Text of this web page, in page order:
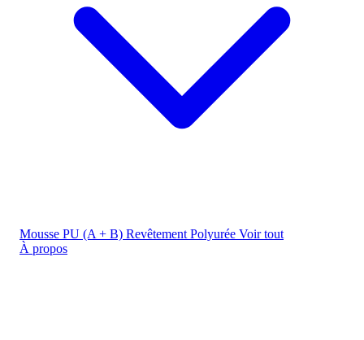
Mousse PU (A + B) Revêtement Polyurée Voir tout
À propos